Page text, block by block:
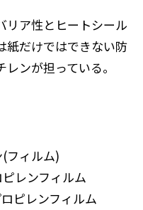
リア性とヒートシール
紙だけではできない防
ンが担っている。
フィルム)
レンフィルム
ピレンフィルム